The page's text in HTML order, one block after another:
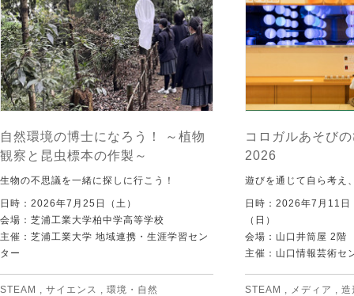
自然環境の博士になろう！ ～植物
観察と昆虫標本の作製～
生物の不思議を一緒に探しに行こう！
日時：2026年7月25日（土）
会場：芝浦工業大学柏中学高等学校
主催：芝浦工業大学 地域連携・生涯学習セン
ター
STEAM サイエンス 環境・自然
コロガルあそび
2026
遊びを通じて自ら考え
日時：2026年7月11
（日）
会場：山口井筒屋 2階
主催：山口情報芸術セ
STEAM メディア 造